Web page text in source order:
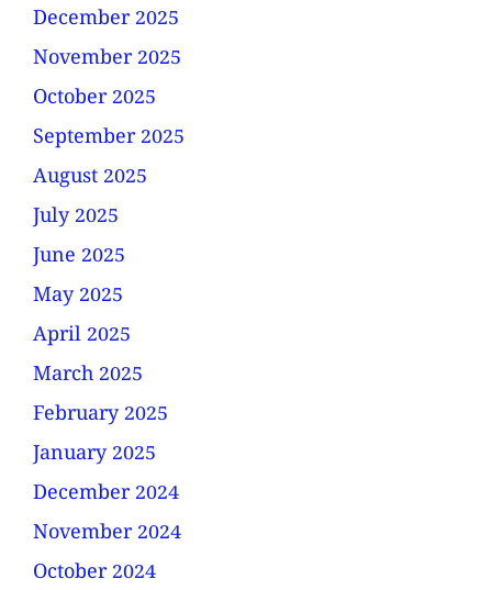
December 2025
November 2025
October 2025
September 2025
August 2025
July 2025
June 2025
May 2025
April 2025
March 2025
February 2025
January 2025
December 2024
November 2024
October 2024